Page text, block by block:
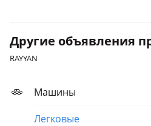
Другие объявления
RAYYAN
Машины
Легковые